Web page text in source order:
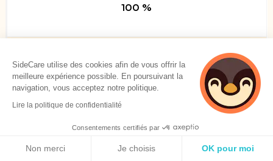
100 %
(marié)
Voir plus
SideCare utilise des cookies afin de vous offrir la
meilleure expérience possible. En poursuivant la
navigation, vous acceptez notre politique.
Lire la politique de confidentialité
Consentements certifiés par
Non merci Je choisis OK pour moi